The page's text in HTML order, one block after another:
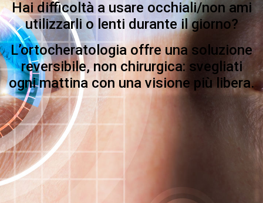
Hai difficoltà a usare occhiali/non ami
utilizzarli o lenti durante il giorno?
L’ortocheratologia offre una soluzione
reversibile, non chirurgica: svegliati
ogni mattina con una visione più libera.